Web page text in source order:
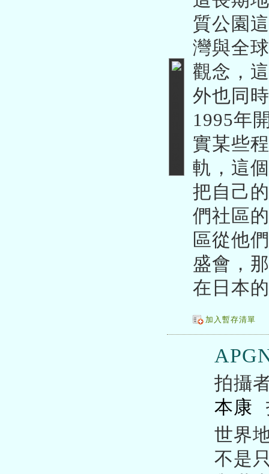
質公園
灣與全
觀念，
外也同
1995年
實某些
軌，這
把自己
們社區
區從他
盛會，
在日本
加入暫存清單
拍攝
本康
世界
不是